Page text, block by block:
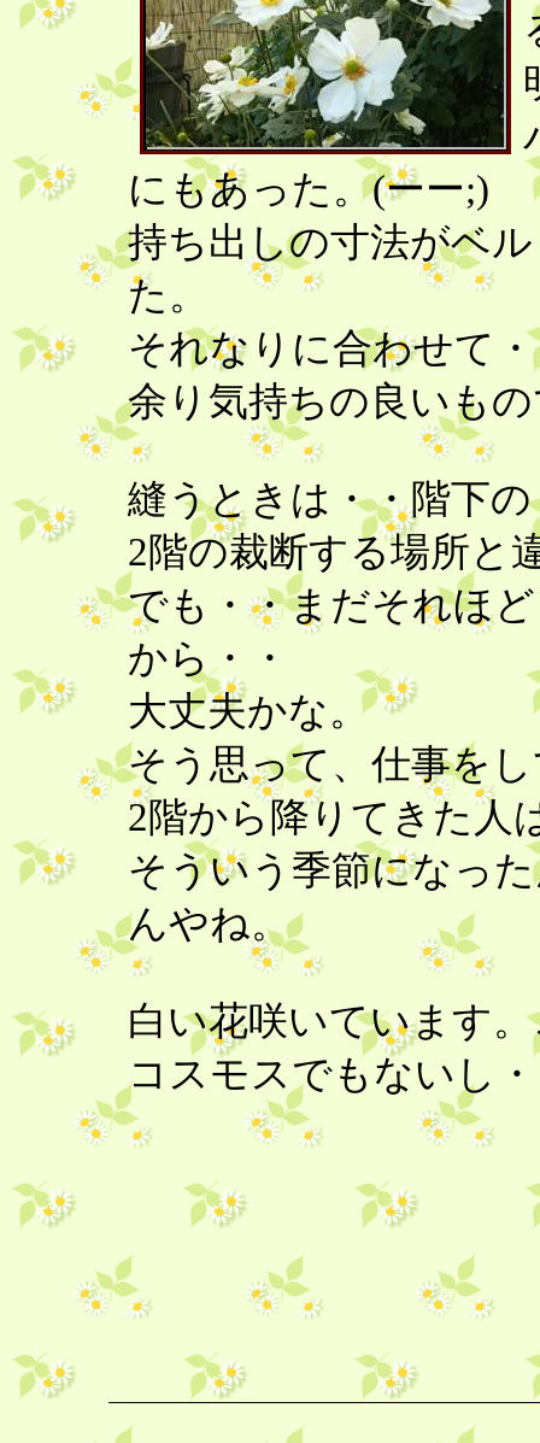
にもあった。(ーー;)
持ち出しの寸法がベ
た。
それなりに合わせて
余り気持ちの良いも
縫うときは・・階下
2階の裁断する場所と
でも・・まだそれほ
から・・
大丈夫かな。
そう思って、仕事を
2階から降りてきた人
そういう季節になっ
んやね。
白い花咲いています
コスモスでもないし